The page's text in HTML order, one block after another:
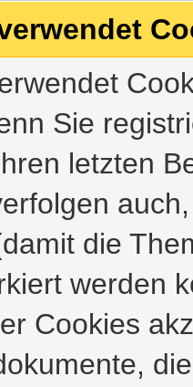
Sie
letzten
die
werden
Cookies